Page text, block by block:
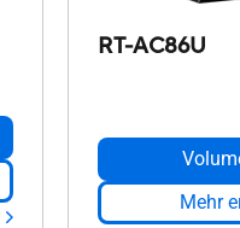
RT-AC86U
Mehr